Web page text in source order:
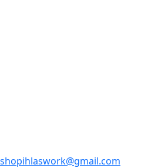
shopihlaswork@gmail.com